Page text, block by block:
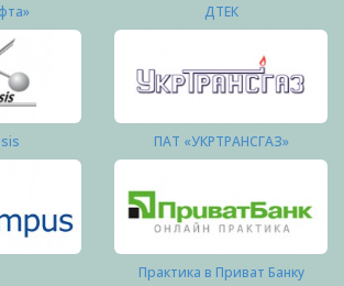
ДТЕК
ПАТ «УКРТРАНСГАЗ»
Практика в Приват Банку